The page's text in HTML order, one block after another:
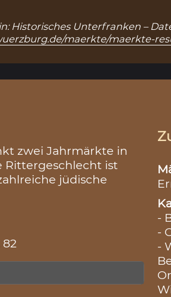
in: Historisches Unterfranken –
maerkte/maerkte-
zwei Jahrmärkte in
Rittergeschlecht ist
jüdische
82
-
-
-